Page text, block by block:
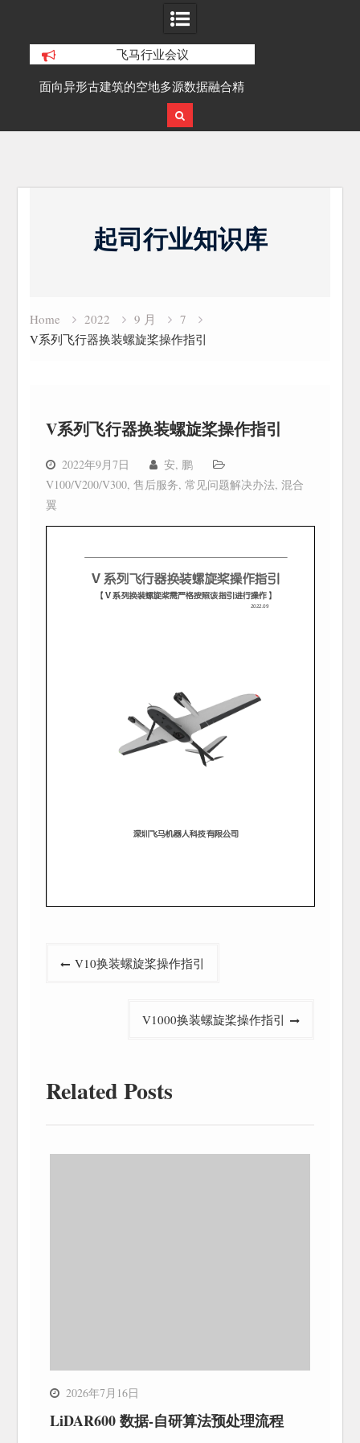
飞马行业会议
面向异形古建筑的空地多源数据融合精
细化三维重建研究
起司行业知识库
Home 2022 9 月
7
V系列飞行器换装螺旋桨操作指引
V系列飞行器换装螺旋桨操作指引
2022年9月7日
安, 鹏
V100/V200/V300,售后服务,常见问题解决办法,混合
翼
V10换装螺旋桨操作指引
V1000换装螺旋桨操作指引
Related Posts
2026年7月16日
LiDAR600 数据-自研算法预处理流程